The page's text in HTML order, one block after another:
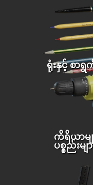
ရုံးနှင့် စာ
ကိရိယာမျ
ပစ္စည်းမျ